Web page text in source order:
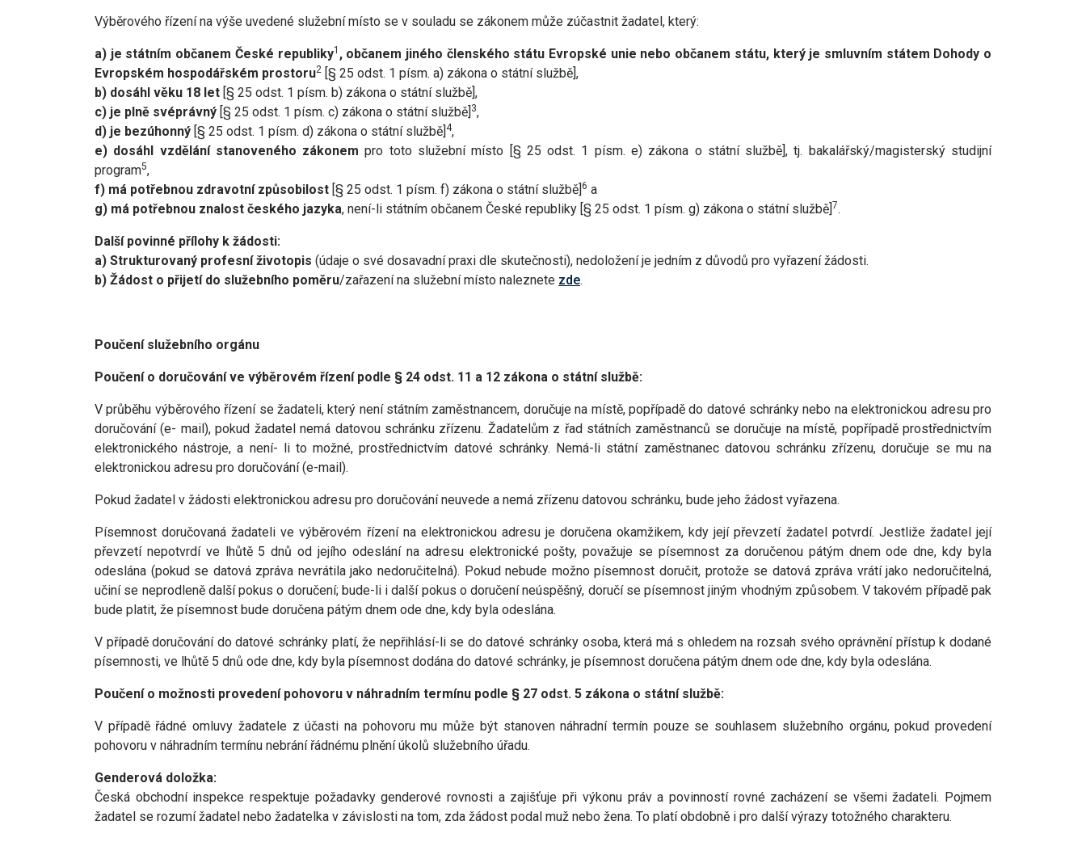
Výběrového řízení na výše uvedené služební místo se v souladu se zákonem může zúčastnit žadatel, který:
a) je státním občanem České republiky1 , občanem jiného členského státu Evropské unie nebo občanem státu, který je smluvním státem Dohody o
Evropském hospodářském prostoru2 [§ 25 odst. 1 písm. a) zákona o státní službě],
b) dosáhl věku 18 let [§ 25 odst. 1 písm. b) zákona o státní službě],
c) je plně svéprávný [§ 25 odst. 1 písm. c) zákona o státní službě] 3,
d) je bezúhonný [§ 25 odst. 1 písm. d) zákona o státní službě] 4,
e) dosáhl vzdělání stanoveného zákonem pro toto služební místo [§ 25 odst. 1 písm. e) zákona o státní službě], tj. bakalářský/magisterský studijní
program5,
f) má potřebnou zdravotní způsobilost [§ 25 odst. 1 písm. f) zákona o státní službě]6 a
g) má potřebnou znalost českého jazyka, není-li státním občanem České republiky [§ 25 odst. 1 písm. g) zákona o státní službě]7.
Další povinné přílohy k žádosti:
a) Strukturovaný profesní životopis (údaje o své dosavadní praxi dle skutečnosti), nedoložení je jedním z důvodů pro vyřazení žádosti.
b) Žádost o přijetí do služebního poměru/zařazení na služební místo naleznete zde.
Poučení služebního orgánu
Poučení o doručování ve výběrovém řízení podle § 24 odst. 11 a 12 zákona o státní službě:
V průběhu výběrového řízení se žadateli, který není státním zaměstnancem, doručuje na místě, popřípadě do datové schránky nebo na elektronickou adresu pro
doručování (e- mail), pokud žadatel nemá datovou schránku zřízenu. Žadatelům z řad státních zaměstnanců se doručuje na místě, popřípadě prostřednictvím
elektronického nástroje, a není- li to možné, prostřednictvím datové schránky. Nemá-li státní zaměstnanec datovou schránku zřízenu, doručuje se mu na
elektronickou adresu pro doručování (e-mail).
Pokud žadatel v žádosti elektronickou adresu pro doručování neuvede a nemá zřízenu datovou schránku, bude jeho žádost vyřazena.
Písemnost doručovaná žadateli ve výběrovém řízení na elektronickou adresu je doručena okamžikem, kdy její převzetí žadatel potvrdí. Jestliže žadatel její
převzetí nepotvrdí ve lhůtě 5 dnů od jejího odeslání na adresu elektronické pošty, považuje se písemnost za doručenou pátým dnem ode dne, kdy byla
odeslána (pokud se datová zpráva nevrátila jako nedoručitelná). Pokud nebude možno písemnost doručit, protože se datová zpráva vrátí jako nedoručitelná,
učiní se neprodleně další pokus o doručení; bude-li i další pokus o doručení neúspěšný, doručí se písemnost jiným vhodným způsobem. V takovém případě pak
bude platit, že písemnost bude doručena pátým dnem ode dne, kdy byla odeslána.
V případě doručování do datové schránky platí, že nepřihlásí-li se do datové schránky osoba, která má s ohledem na rozsah svého oprávnění přístup k dodané
písemnosti, ve lhůtě 5 dnů ode dne, kdy byla písemnost dodána do datové schránky, je písemnost doručena pátým dnem ode dne, kdy byla odeslána.
Poučení o možnosti provedení pohovoru v náhradním termínu podle § 27 odst. 5 zákona o státní službě:
V případě řádné omluvy žadatele z účasti na pohovoru mu může být stanoven náhradní termín pouze se souhlasem služebního orgánu, pokud provedení
pohovoru v náhradním termínu nebrání řádnému plnění úkolů služebního úřadu.
Genderová doložka:
Česká obchodní inspekce respektuje požadavky genderové rovnosti a zajišťuje při výkonu práv a povinností rovné zacházení se všemi žadateli. Pojmem
žadatel se rozumí žadatel nebo žadatelka v závislosti na tom, zda žádost podal muž nebo žena. To platí obdobně i pro další výrazy totožného charakteru.